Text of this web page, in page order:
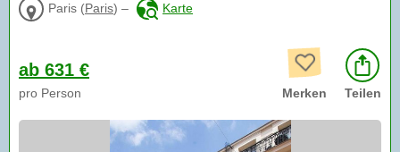
Paris (Paris) – Karte
ab 631 €
pro Person Merken Teilen